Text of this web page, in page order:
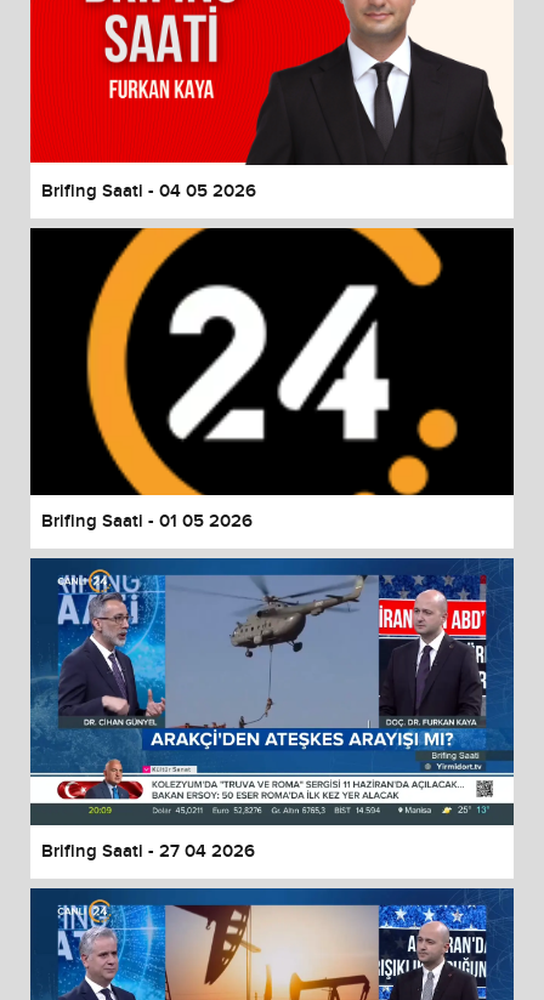
Brifing Saati - 04 05 2026
Brifing Saati - 01 05 2026
Brifing Saati - 27 04 2026